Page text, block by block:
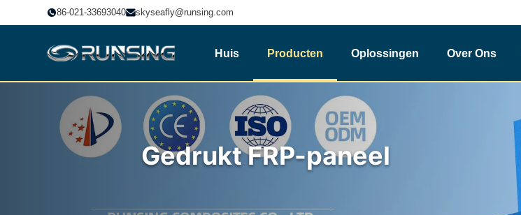
86-021-33693040 skyseafly@runsing.com
Huis Producten Oplossingen Over Ons
Gedrukt FRP-paneel